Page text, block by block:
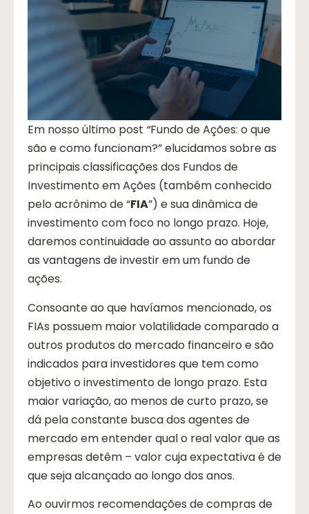
Em nosso último post “Fundo de Ações: o que
são e como funcionam?” elucidamos sobre as
principais classificações dos Fundos de
Investimento em Ações (também conhecido
pelo acrônimo de “FIA”) e sua dinâmica de
investimento com foco no longo prazo. Hoje,
daremos continuidade ao assunto ao abordar
as vantagens de investir em um fundo de
ações.
Consoante ao que havíamos mencionado, os
FIAs possuem maior volatilidade comparado a
outros produtos do mercado financeiro e são
indicados para investidores que tem como
objetivo o investimento de longo prazo. Esta
maior variação, ao menos de curto prazo, se
dá pela constante busca dos agentes de
mercado em entender qual o real valor que as
empresas detêm – valor cuja expectativa é de
que seja alcançado ao longo dos anos.
Ao ouvirmos recomendações de compras de